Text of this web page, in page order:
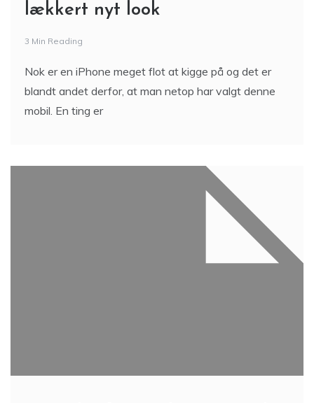
lækkert nyt look
3 Min Reading
Nok er en iPhone meget flot at kigge på og det er
blandt andet derfor, at man netop har valgt denne
mobil. En ting er